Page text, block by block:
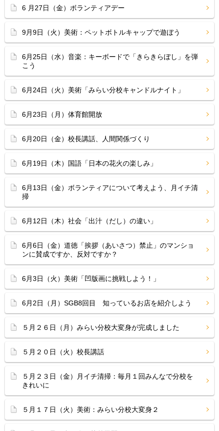
6 月27日（金）ボランティアデー
9月9日（火）美術：ペットボトルキャップで遊ぼう
6月25日（水）音楽：キーボードで「きらきらぼし」を弾
こう
6月24日（火）美術「みらい分校キャンドルナイト」
6月23日（月）体育館開放
6月20日（金）校長講話、人間関係づくり
6月19日（木）国語「日本の花火の楽しみ」
6月13日（金）ボランティアについて考えよう、月イチ清
掃
6月12日（木）社会「出汁（だし）の違い」
6月6日（金）道徳「挨拶（あいさつ）禁止」のマンショ
ンに賛成ですか、反対ですか？
6月3日（火）美術「凹版画に挑戦しよう！」
6月2日（月）SGB8回目 知っているお店を紹介しよう
５月２６日（月）みらい分校大変身が完成しました
５月２０日（火）校長講話
５月２３日（金）月イチ清掃：毎月１回みんなで分校を
きれいに
５月１７日（火）美術：みらい分校大変身２